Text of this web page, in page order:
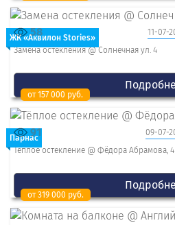
ЖК «Аквилон Stories»
11-07-
58
Замена остекления @ Солнечная ул. 4
Парнас
от 157 000 руб.
09-07-
91
Тёплое остекление @ Фёдора Абрамова, 4
от 319 000 руб.